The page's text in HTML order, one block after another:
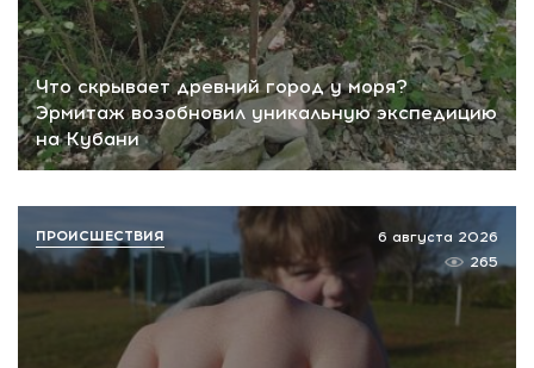
Что скрывает древний город у моря?
Эрмитаж возобновил уникальную экспедицию
на Кубани
6 августа 2026
265
ПРОИСШЕСТВИЯ